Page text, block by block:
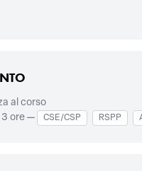
al corso
ore — CSE/CSP RSPP